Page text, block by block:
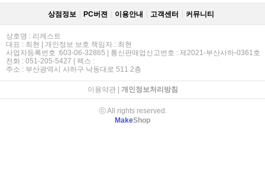
상점정보 PC버젼 이용안내 고객센터 커뮤니티
상호명 : 리캐스트
대표 : 최현 | 개인정보 보호 책임자 : 최현
사업자등록번호 :603-06-32865 | 통신판매업신고번호 : 제2021-부산사하-0361호
전화 : 051-205-5427 | 팩스 :
주소 : 부산광역시 사하구 낙동대로 511 2층
이용약관| 개인정보처리방침
ⓒ All rights reserved.
MakeShop